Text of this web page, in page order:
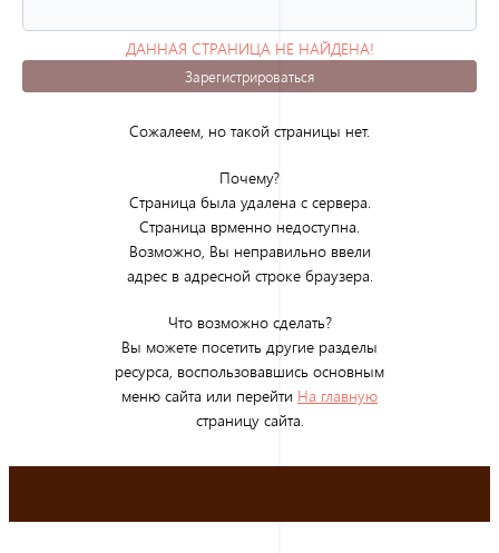
ДАННАЯ СТРАНИЦА НЕ НАЙДЕНА!
(ОШИБКА 404)
Сожалеем, но такой страницы нет.
Почему?
Страница была удалена с сервера.
Страница врменно недоступна.
Возможно, Вы неправильно ввели
адрес в адресной строке браузера.
Что возможно сделать?
Вы можете посетить другие разделы
ресурса, воспользовавшись основным
меню сайта или перейти На главную
страницу сайта.
Зарегистрироваться